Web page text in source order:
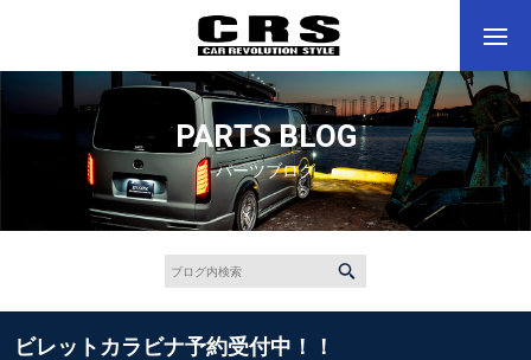
PARTS BLOG
パーツブログ
ビレットカラビナ予約受付中！！